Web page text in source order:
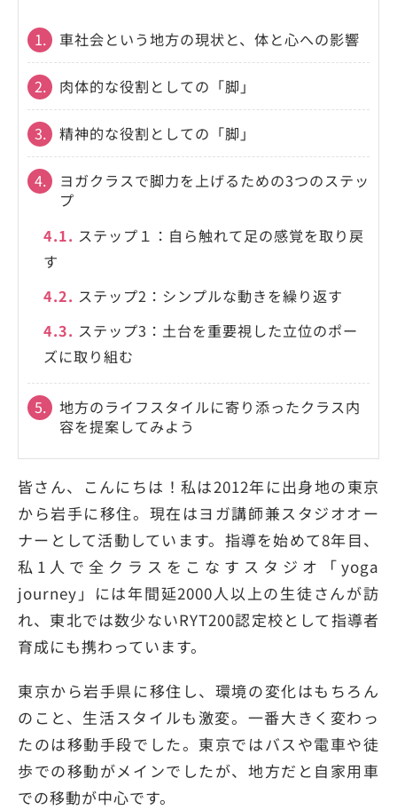
1. 車社会という地方の現状と、体と心への影響
2. 肉体的な役割としての「脚」
3. 精神的な役割としての「脚」
4.
ヨガクラスで脚力を上げるための3つのステッ
プ
4.1. ステップ１：自ら触れて足の感覚を取り戻
す
4.2. ステップ2：シンプルな動きを繰り返す
4.3. ステップ3：土台を重要視した立位のポー
ズに取り組む
5.
地方のライフスタイルに寄り添ったクラス内
容を提案してみよう
皆さん、こんにちは！私は2012年に出身地の東京
から岩手に移住。現在はヨガ講師兼スタジオオー
ナーとして活動しています。指導を始めて8年目、
私1人で全クラスをこなすスタジオ「yoga
journey」には年間延2000人以上の生徒さんが訪
れ、東北では数少ないRYT200認定校として指導者
育成にも携わっています。
東京から岩手県に移住し、環境の変化はもちろん
のこと、生活スタイルも激変。一番大きく変わっ
たのは移動手段でした。東京ではバスや電車や徒
歩での移動がメインでしたが、地方だと自家用車
での移動が中心です。